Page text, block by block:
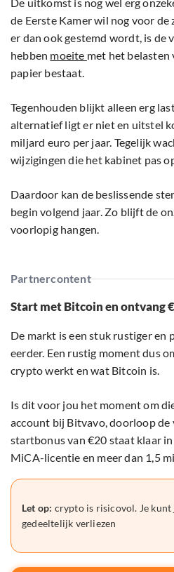
de Eerste Kamer wil nog voor
er dan ook gestemd wordt, is de
hebben moeite met het belasten
papier bestaat.
Tegenhouden blijkt alleen erg
alternatief ligt er niet en uitstel
miljard euro per jaar. Tegelijk
wijzigingen die het kabinet pas
Daardoor kan de beslissende
begin volgend jaar. Zo blijft de
voorlopig hangen.
Partnercontent
Start met Bitcoin en ontvang
De markt is een stuk rustiger en
eerder. Een rustig moment dus
crypto werkt en wat Bitcoin is.
Is dit voor jou het moment om
account bij Bitvavo, doorloop de
startbonus van €20 staat klaar
MiCA-licentie en meer dan 1,5
Let op: crypto is risicovol. Je kunt
gedeeltelijk verliezen